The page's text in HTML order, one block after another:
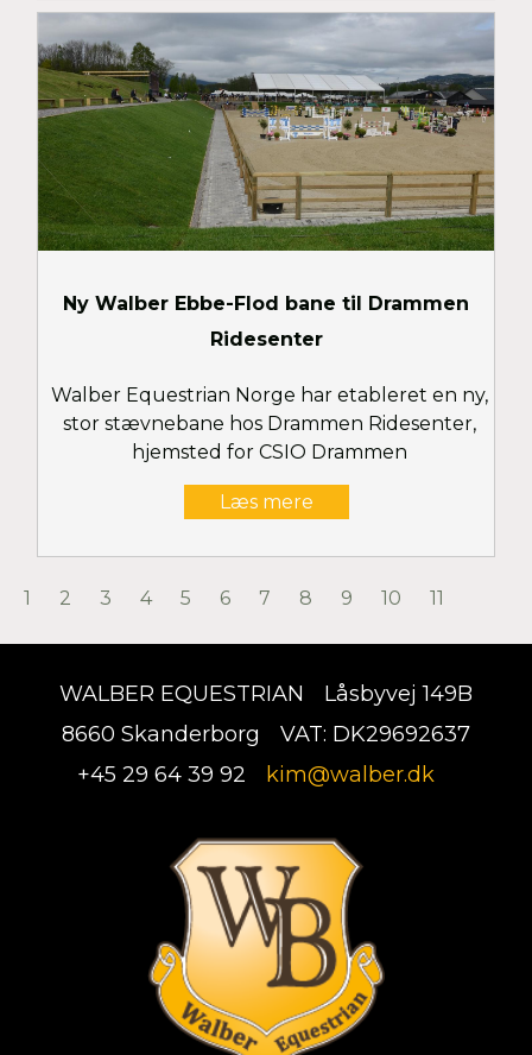
Ny Walber Ebbe-Flod bane til Drammen
Ridesenter
Walber Equestrian Norge har etableret en ny,
stor stævnebane hos Drammen Ridesenter,
hjemsted for CSIO Drammen
Læs mere
1 2 3 4 5 6 7 8 9 10 11
WALBER EQUESTRIAN
Låsbyvej 149B
8660 Skanderborg
VAT: DK29692637
+45 29 64 39 92
kim@walber.dk